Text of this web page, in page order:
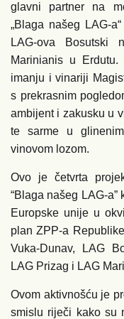
glavni partner na
„Blaga našeg LAG-
LAG-ova
Marinianis u
imanju i vinariji
s prekrasnim
ambijent i zakusku u
te sarme u
vinovom lozom.
Ovo je četvrta
“Blaga našeg LAG-
Europske unije u
plan ZPP-a
Vuka-Dunav, LAG
LAG Prizag i LAG
Ovom aktivnošću je
smislu riječi kako su